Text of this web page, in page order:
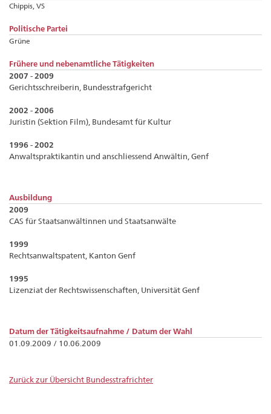
Chippis, VS
Politische Partei
Grüne
Frühere und nebenamtliche Tätigkeiten
2007 - 2009
Gerichtsschreiberin, Bundesstrafgericht
2002 - 2006
Juristin (Sektion Film), Bundesamt für Kultur
1996 - 2002
Anwaltspraktikantin und anschliessend Anwältin, Genf
Ausbildung
2009
CAS für Staatsanwältinnen und Staatsanwälte
1999
Rechtsanwaltspatent, Kanton Genf
1995
Lizenziat der Rechtswissenschaften, Universität Genf
Datum der Tätigkeitsaufnahme / Datum der Wahl
01.09.2009 / 10.06.2009
Zurück zur Übersicht Bundesstrafrichter